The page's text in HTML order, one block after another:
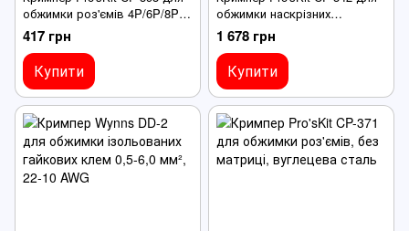
обжимки роз'ємів 4P/6P/8P
(RJ45, RJ22, RJ11, RJ12)
417 грн
Купити
обжимки наскрізних
конекторів, модульних
роз'ємів, конекторів 8P8C
(RJ-45)
1 678 грн
Купити